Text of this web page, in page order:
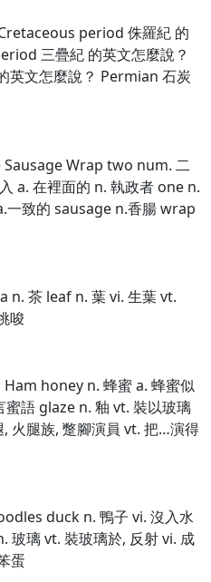
period 侏羅紀 的
三疊紀 的英文怎麼說？
英文怎麼說？ Permian 石炭
Sausage Wrap two num. 二
a. 在裡面的 n. 執政者 one n.
致的 sausage n.香腸 wrap
n. 茶 leaf n. 葉 vi. 生葉 vt.
唆
honey n. 蜂蜜 a. 蜂蜜似
蜜語 glaze n. 釉 vt. 裝以玻璃
火腿族, 蹩腳演員 vt. 把…演得
duck n. 鴨子 vi. 沒入水
玻璃 vt. 裝玻璃於, 反射 vi. 成
蛋